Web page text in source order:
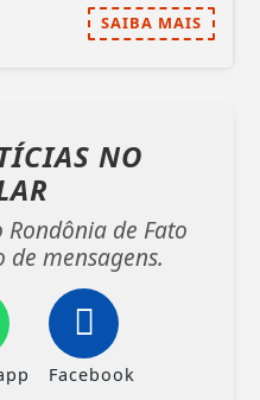
SAIBA MAIS
NO
Rondônia de Fato
mensagens.
Facebook